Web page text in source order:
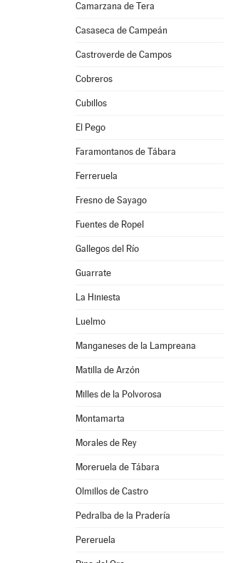
Camarzana de Tera
Casaseca de Campeán
Castroverde de Campos
Cobreros
Cubillos
El Pego
Faramontanos de Tábara
Ferreruela
Fresno de Sayago
Fuentes de Ropel
Gallegos del Río
Guarrate
La Hiniesta
Luelmo
Manganeses de la Lampreana
Matilla de Arzón
Milles de la Polvorosa
Montamarta
Morales de Rey
Moreruela de Tábara
Olmillos de Castro
Pedralba de la Pradería
Pereruela